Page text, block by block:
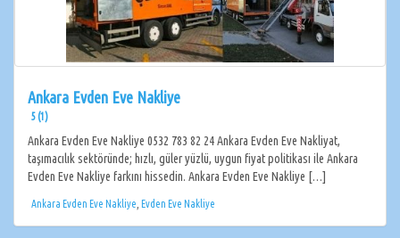
Ankara Evden Eve Nakliye
5 (1)
Ankara Evden Eve Nakliye 0532 783 82 24 Ankara Evden Eve Nakliyat,
taşımacılık sektöründe; hızlı, güler yüzlü, uygun fiyat politikası ile Ankara
Evden Eve Nakliye farkını hissedin. Ankara Evden Eve Nakliye […]
Ankara Evden Eve Nakliye Evden Eve Nakliye